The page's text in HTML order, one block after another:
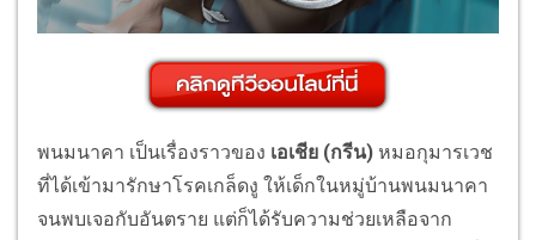
พนมนาคา เป็นเรื่องราวของ เอเชีย (กรีน) หมอกุมารเวช
ที่ได้เข้ามารักษาโรคเกล็ดงู ให้เด็กในหมู่บ้านพนมนาคา
จนพบเจอกับอันตราย แต่ก็ได้รับความช่วยเหลือจาก